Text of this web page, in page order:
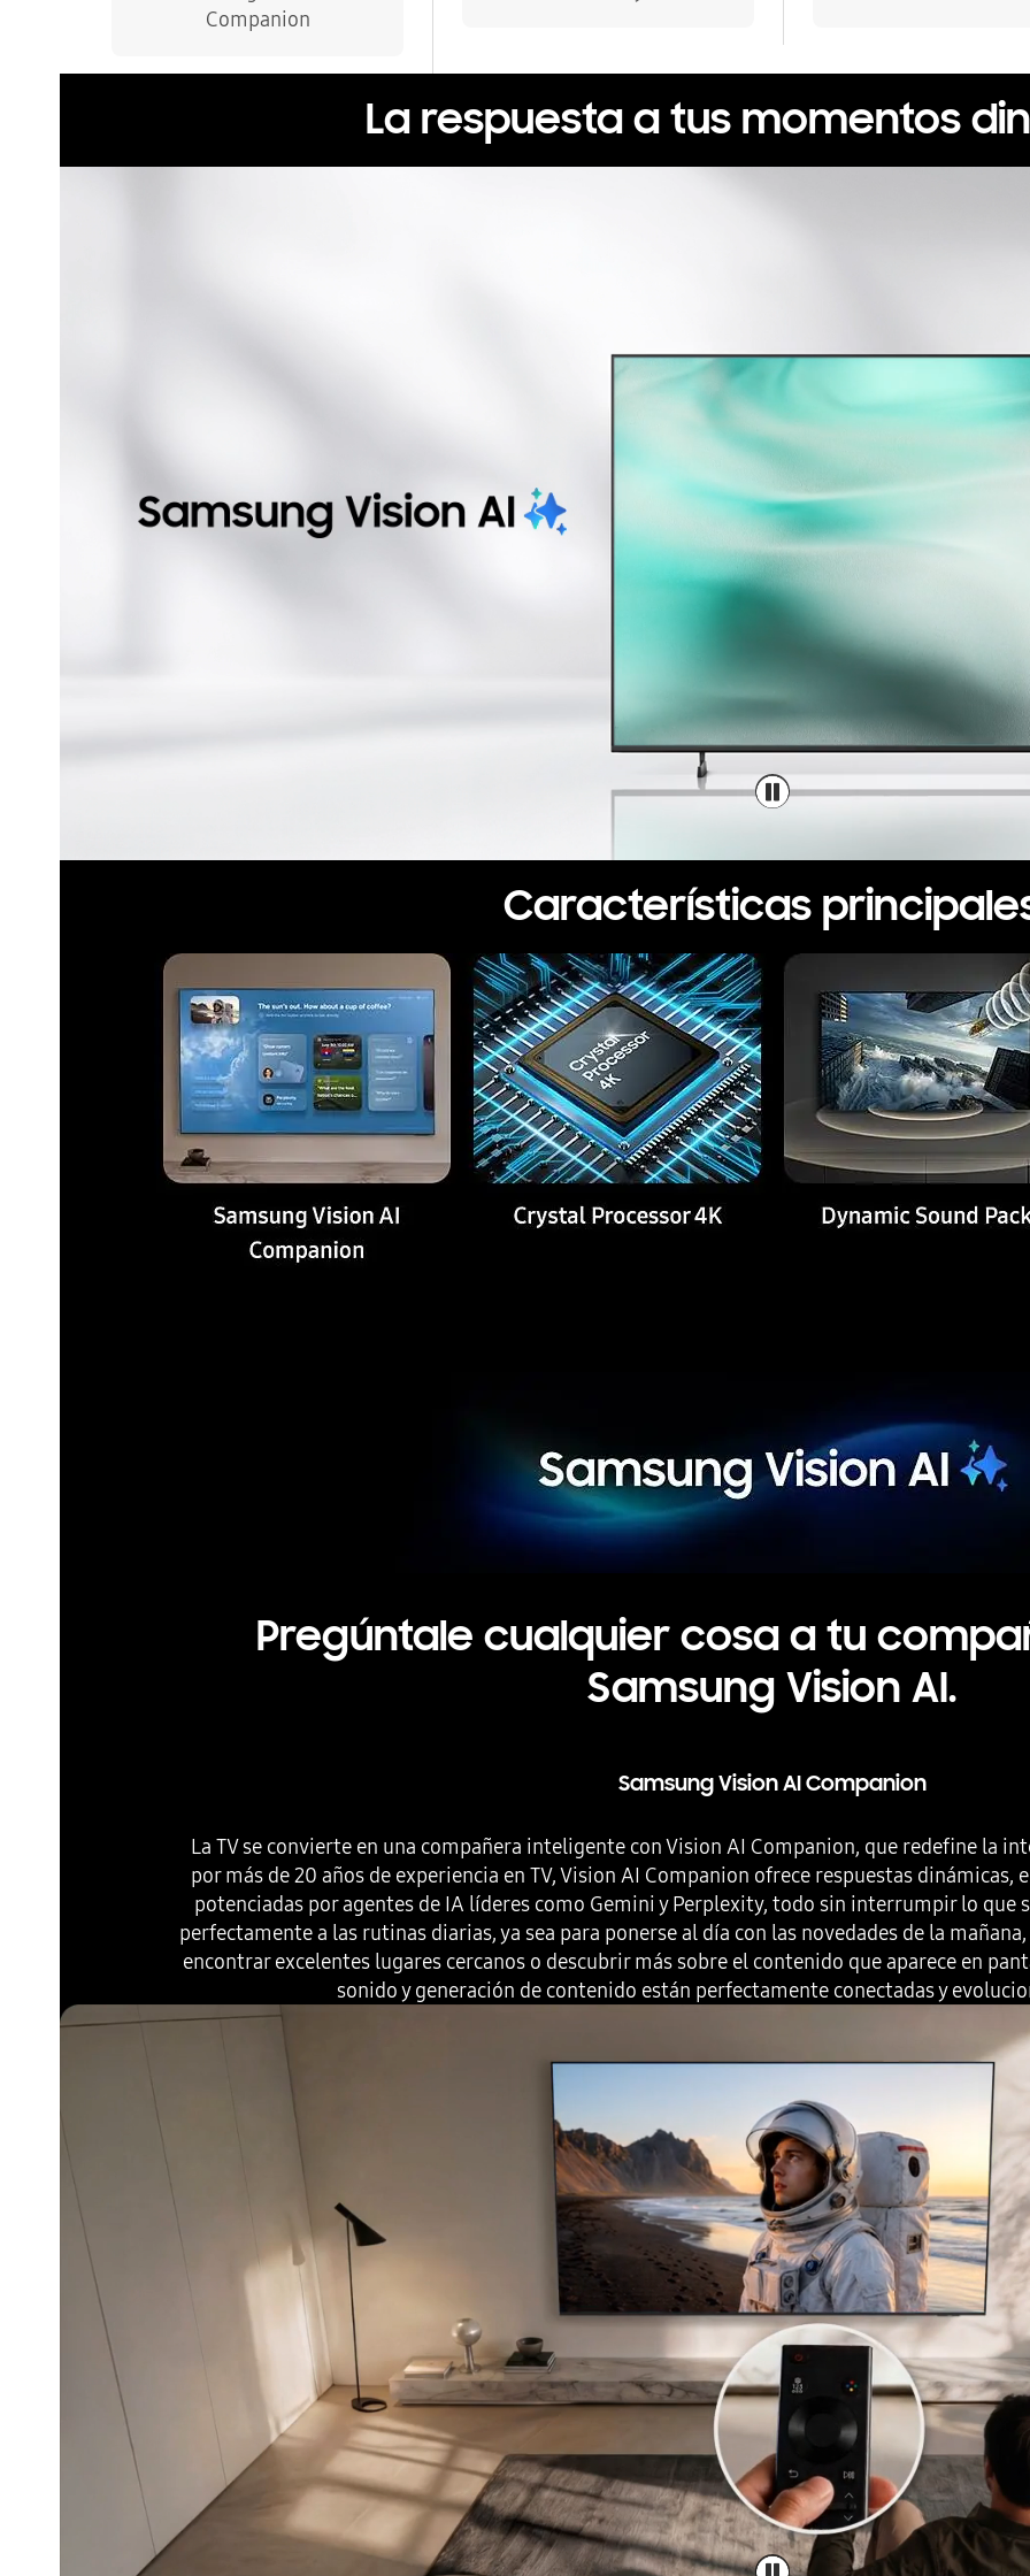
Companion
La respuesta a tus momentos
Características
Pregúntale cualquier cosa a tu
Samsung Vision AI.
Samsung Vision AI Companion
La TV se convierte en una compañera inteligente con Vision AI Companion, que redefine la
por más de 20 años de experiencia en TV, Vision AI Companion ofrece respuestas dinámicas,
potenciadas por agentes de IA líderes como Gemini y Perplexity, todo sin interrumpir lo que
perfectamente a las rutinas diarias, ya sea para ponerse al día con las novedades de la
encontrar excelentes lugares cercanos o descubrir más sobre el contenido que aparece en
sonido y generación de contenido están perfectamente conectadas y